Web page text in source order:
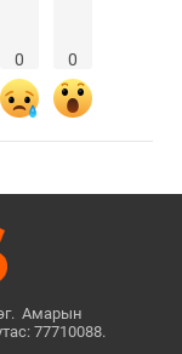
0 0
Амарын
77710088.